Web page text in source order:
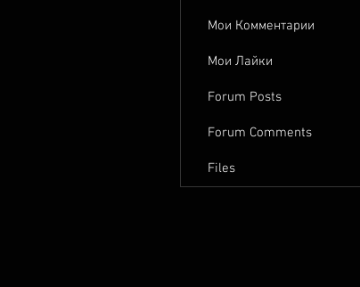
Мои Комментарии
Мои Лайки
Forum Posts
Forum Comments
Files